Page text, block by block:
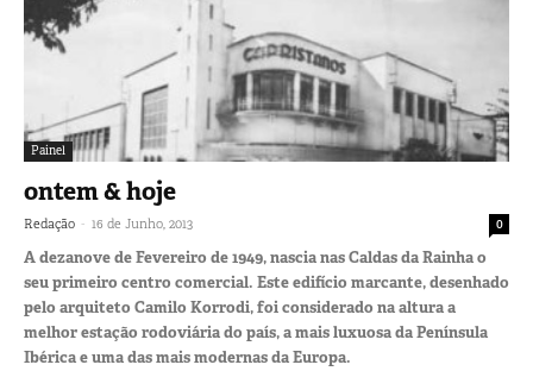
Painel
ontem & hoje
Redação - 16 de Junho, 2013 0
A dezanove de Fevereiro de 1949, nascia nas Caldas da Rainha o
seu primeiro centro comercial. Este edifício marcante, desenhado
pelo arquiteto Camilo Korrodi, foi considerado na altura a
melhor estação rodoviária do país, a mais luxuosa da Península
Ibérica e uma das mais modernas da Europa.